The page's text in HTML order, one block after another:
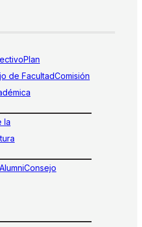
Plan
de FacultadComisión
la
Consejo